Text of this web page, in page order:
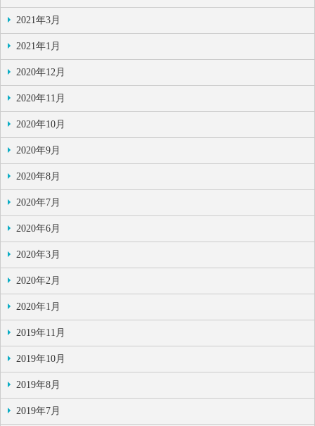
2021年3月
2021年1月
2020年12月
2020年11月
2020年10月
2020年9月
2020年8月
2020年7月
2020年6月
2020年3月
2020年2月
2020年1月
2019年11月
2019年10月
2019年8月
2019年7月